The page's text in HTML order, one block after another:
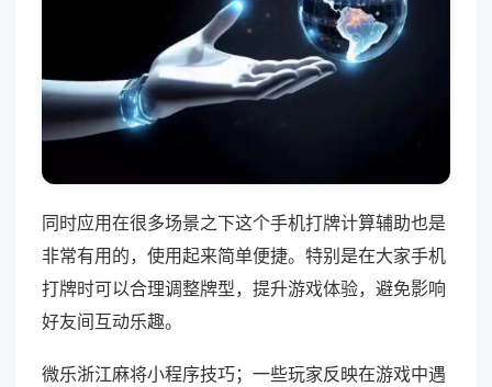
同时应用在很多场景之下这个手机打牌计算辅助也是
非常有用的，使用起来简单便捷。特别是在大家手机
打牌时可以合理调整牌型，提升游戏体验，避免影响
好友间互动乐趣。
微乐浙江麻将小程序技巧；一些玩家反映在游戏中遇